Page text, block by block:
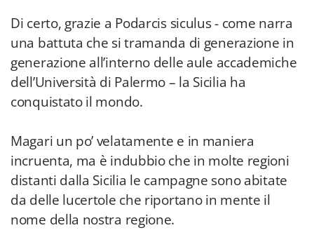
Di certo, grazie a Podarcis siculus - come narra
una battuta che si tramanda di generazione in
generazione all’interno delle aule accademiche
dell’Università di Palermo – la Sicilia ha
conquistato il mondo.
Magari un po’ velatamente e in maniera
incruenta, ma è indubbio che in molte regioni
distanti dalla Sicilia le campagne sono abitate
da delle lucertole che riportano in mente il
nome della nostra regione.